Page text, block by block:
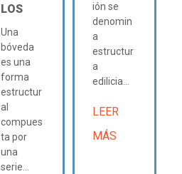
LOS
Una
bóveda
es una
forma
estructur
al
compues
ta por
una
serie...
ión se
denomin
a
estructur
a
edilicia...
LEER
MÁS